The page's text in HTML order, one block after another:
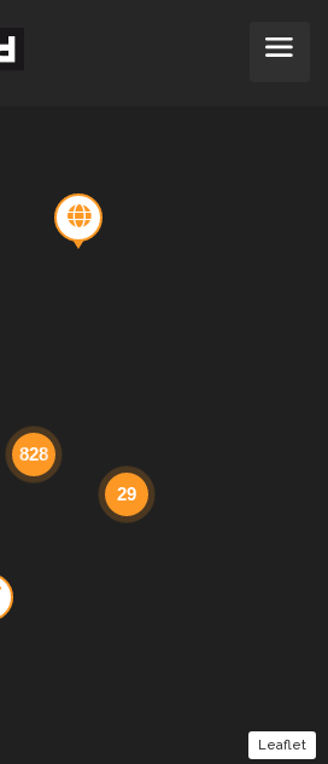
29
828
Leaflet